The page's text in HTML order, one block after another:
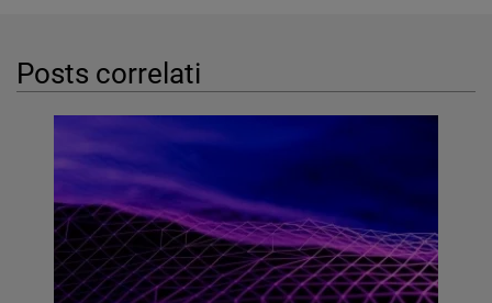
Posts correlati